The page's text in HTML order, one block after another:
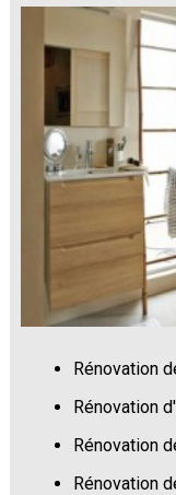
Rénovation
Rénovation
Rénovation
Rénovation